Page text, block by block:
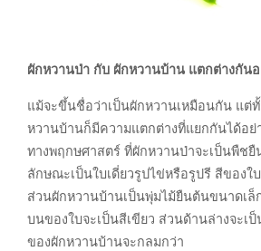
ผักหวานป่า กับ ผักหวานบ้าน แตกต่างกันอ
แม้จะขึ้นชื่อว่าเป็นผักหวานเหมือนกัน แต่
หวานบ้านก็มีความแตกต่างที่แยกกันได้อย่
ทางพฤกษศาสตร์ ที่ผักหวานป่าจะเป็นพืช
ลักษณะเป็นใบเดี่ยวรูปไข่หรือรูปรี สีของใ
ส่วนผักหวานบ้านเป็นพุ่มไม้ยืนต้นขนาดเล็
บนของใบจะเป็นสีเขียว ส่วนด้านล่างจะเ
ของผักหวานบ้านจะกลมกว่า